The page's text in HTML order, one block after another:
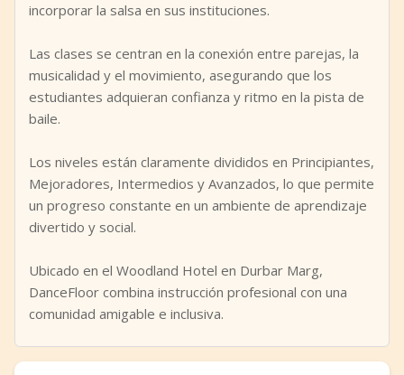
incorporar la salsa en sus instituciones.
Las clases se centran en la conexión entre parejas, la
musicalidad y el movimiento, asegurando que los
estudiantes adquieran confianza y ritmo en la pista de
baile.
Los niveles están claramente divididos en Principiantes,
Mejoradores, Intermedios y Avanzados, lo que permite
un progreso constante en un ambiente de aprendizaje
divertido y social.
Ubicado en el Woodland Hotel en Durbar Marg,
DanceFloor combina instrucción profesional con una
comunidad amigable e inclusiva.